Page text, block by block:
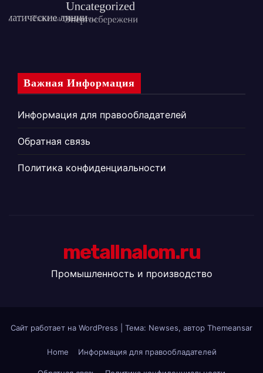
Важная Информация
Информация для правообладателей
Обратная связь
Политика конфиденциальности
metallnalom.ru
Промышленность и производство
Сайт работает на WordPress Тема: Newses, автор Themeansar
Home Информация для правообладателей